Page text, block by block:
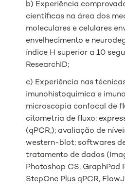
b) Experiência
científicas na área dos
moleculares e celulares
envelhecimento e
índice H superior a 10
ResearchID;
c) Experiência nas
imunohistoquímica e
microscopia confocal de
citometria de fluxo;
(qPCR,); avaliação de
western-blot; softwares
tratamento de dados
Photoshop CS, GraphPad
StepOne Plus qPCR,